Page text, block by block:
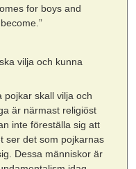
for boys and
vilja och kunna
pojkar skall vilja och
är närmast religiöst
inte föreställa sig att
ser det som pojkarnas
Dessa människor är